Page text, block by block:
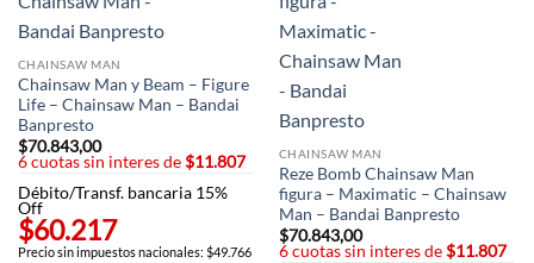
CHAINSAW MAN
Chainsaw Man y Beam – Figure
Life – Chainsaw Man – Bandai
Banpresto
$70.843,00
6 cuotas sin interes de$11.807
Débito/Transf. bancaria 15%
Off
$60.217
Precio sin impuestos nacionales: $49.766
CHAINSAW MAN
Reze Bomb Chainsaw Man
figura – Maximatic – Chainsaw
Man – Bandai Banpresto
$70.843,00
6 cuotas sin interes de$11.807